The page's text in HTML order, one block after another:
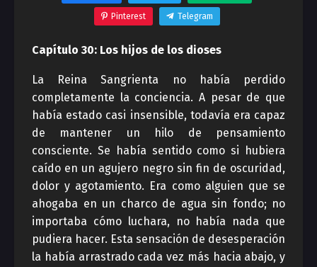
Pinterest Telegram
Capítulo 30: Los hijos de los dioses
La Reina Sangrienta no había perdido
completamente la conciencia. A pesar de que
había estado casi insensible, todavía era capaz
de mantener un hilo de pensamiento
consciente. Se había sentido como si hubiera
caído en un agujero negro sin fin de oscuridad,
dolor y agotamiento. Era como alguien que se
ahogaba en un charco de agua sin fondo; no
importaba cómo luchara, no había nada que
pudiera hacer. Esta sensación de desesperación
la había arrastrado cada vez más hacia abajo, y